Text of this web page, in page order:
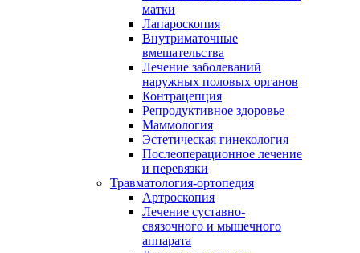
матки
Лапароскопия
Внутриматочные
вмешательства
Лечение заболеваний
наружных половых органов
Контрацепция
Репродуктивное здоровье
Маммология
Эстетическая гинекология
Послеоперационное лечение
и перевязки
Травматология-ортопедия
Артроскопия
Лечение суставно-
связочного и мышечного
аппарата